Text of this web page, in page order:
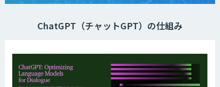
ChatGPT（チャットGPT）の仕組み